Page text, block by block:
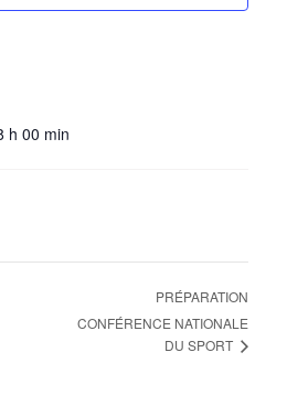
h 00 min
PRÉPARATION
CONFÉRENCE NATIONALE
DU SPORT